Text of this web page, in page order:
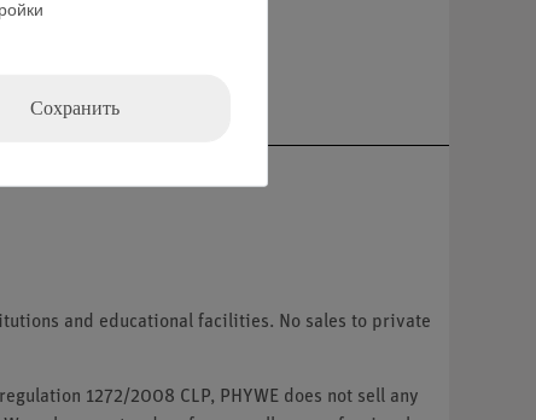
and educational facilities. No sales to private
1272/2008 CLP, PHYWE does not sell any
Сохранить